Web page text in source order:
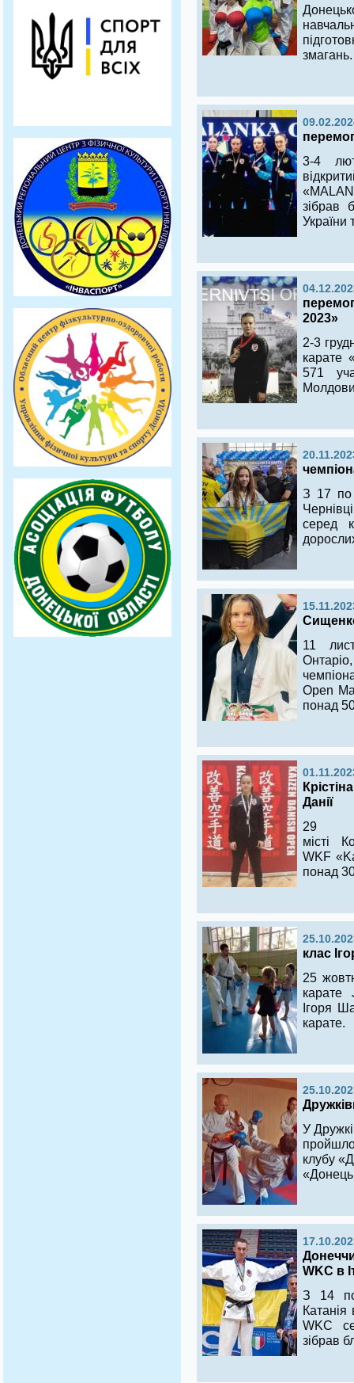
змагань.
3-4
зібрав
України
2023»
2-3
карате
571
З 17
серед
11
Open
понад
Данії
29
місті
WKF
понад
клас
25
карате
Ігоря
карате.
У
пройшло
клубу
WKC в
З 14 по
Катанія
WKC
зібрав